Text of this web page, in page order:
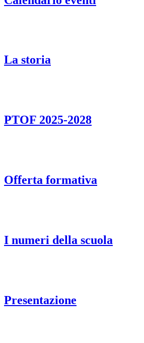
La storia
PTOF 2025-2028
Offerta formativa
I numeri della scuola
Presentazione